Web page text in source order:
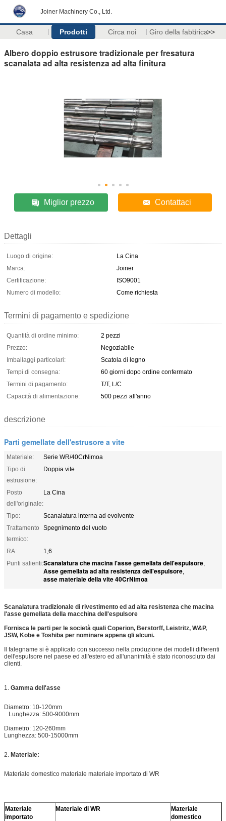
Joiner Machinery Co., Ltd.
Casa Prodotti Circa noi Giro della fabbrica>>
Albero doppio estrusore tradizionale per fresatura
scanalata ad alta resistenza ad alta finitura
Miglior prezzo Contattaci
Dettagli
Luogo di origine:
La Cina
Marca:
Joiner
Certificazione:
ISO9001
Numero di modello:
Come richiesta
Termini di pagamento e spedizione
Quantità di ordine minimo:
2 pezzi
Prezzo:
Negoziabile
Imballaggi particolari:
Scatola di legno
Tempi di consegna:
60 giorni dopo ordine confermato
Termini di pagamento:
T/T, L/C
Capacità di alimentazione:
500 pezzi all'anno
descrizione
Parti gemellate dell'estrusore a vite
Materiale:
Serie WR/40CrNimoa
Tipo di
estrusione:
Doppia vite
Posto
dell'originale:
La Cina
Tipo:
Scanalatura interna ad evolvente
Trattamento
termico:
Spegnimento del vuoto
RA:
1,6
Punti salienti:Scanalatura che macina l'asse gemellata dell'espulsore,
Asse gemellata ad alta resistenza dell'espulsore,
asse materiale della vite 40CrNimoa
Scanalatura tradizionale di rivestimento ed ad alta resistenza che macina
l'asse gemellata della macchina dell'espulsore
Fornisca le parti per le società quali Coperion, Berstorff, Leistritz, W&P,
JSW, Kobe e Toshiba per nominare appena gli alcuni.
Il falegname si è applicato con successo nella produzione dei modelli differenti
dell'espulsore nel paese ed all'estero ed all'unanimità è stato riconosciuto dai
clienti.
1. Gamma dell'asse
Diametro: 10-120mm
Lunghezza: 500-9000mm
Diametro: 120-260mm
Lunghezza: 500-15000mm
2. Materiale:
Materiale domestico materiale materiale importato di WR
Materiale
importato
Materiale di WR
Materiale
domestico